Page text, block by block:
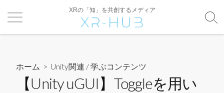
XRの「知」を共創するメディア
ホーム > Unity関連 /学ぶコンテンツ
【Unity uGUI】Toggleを用い